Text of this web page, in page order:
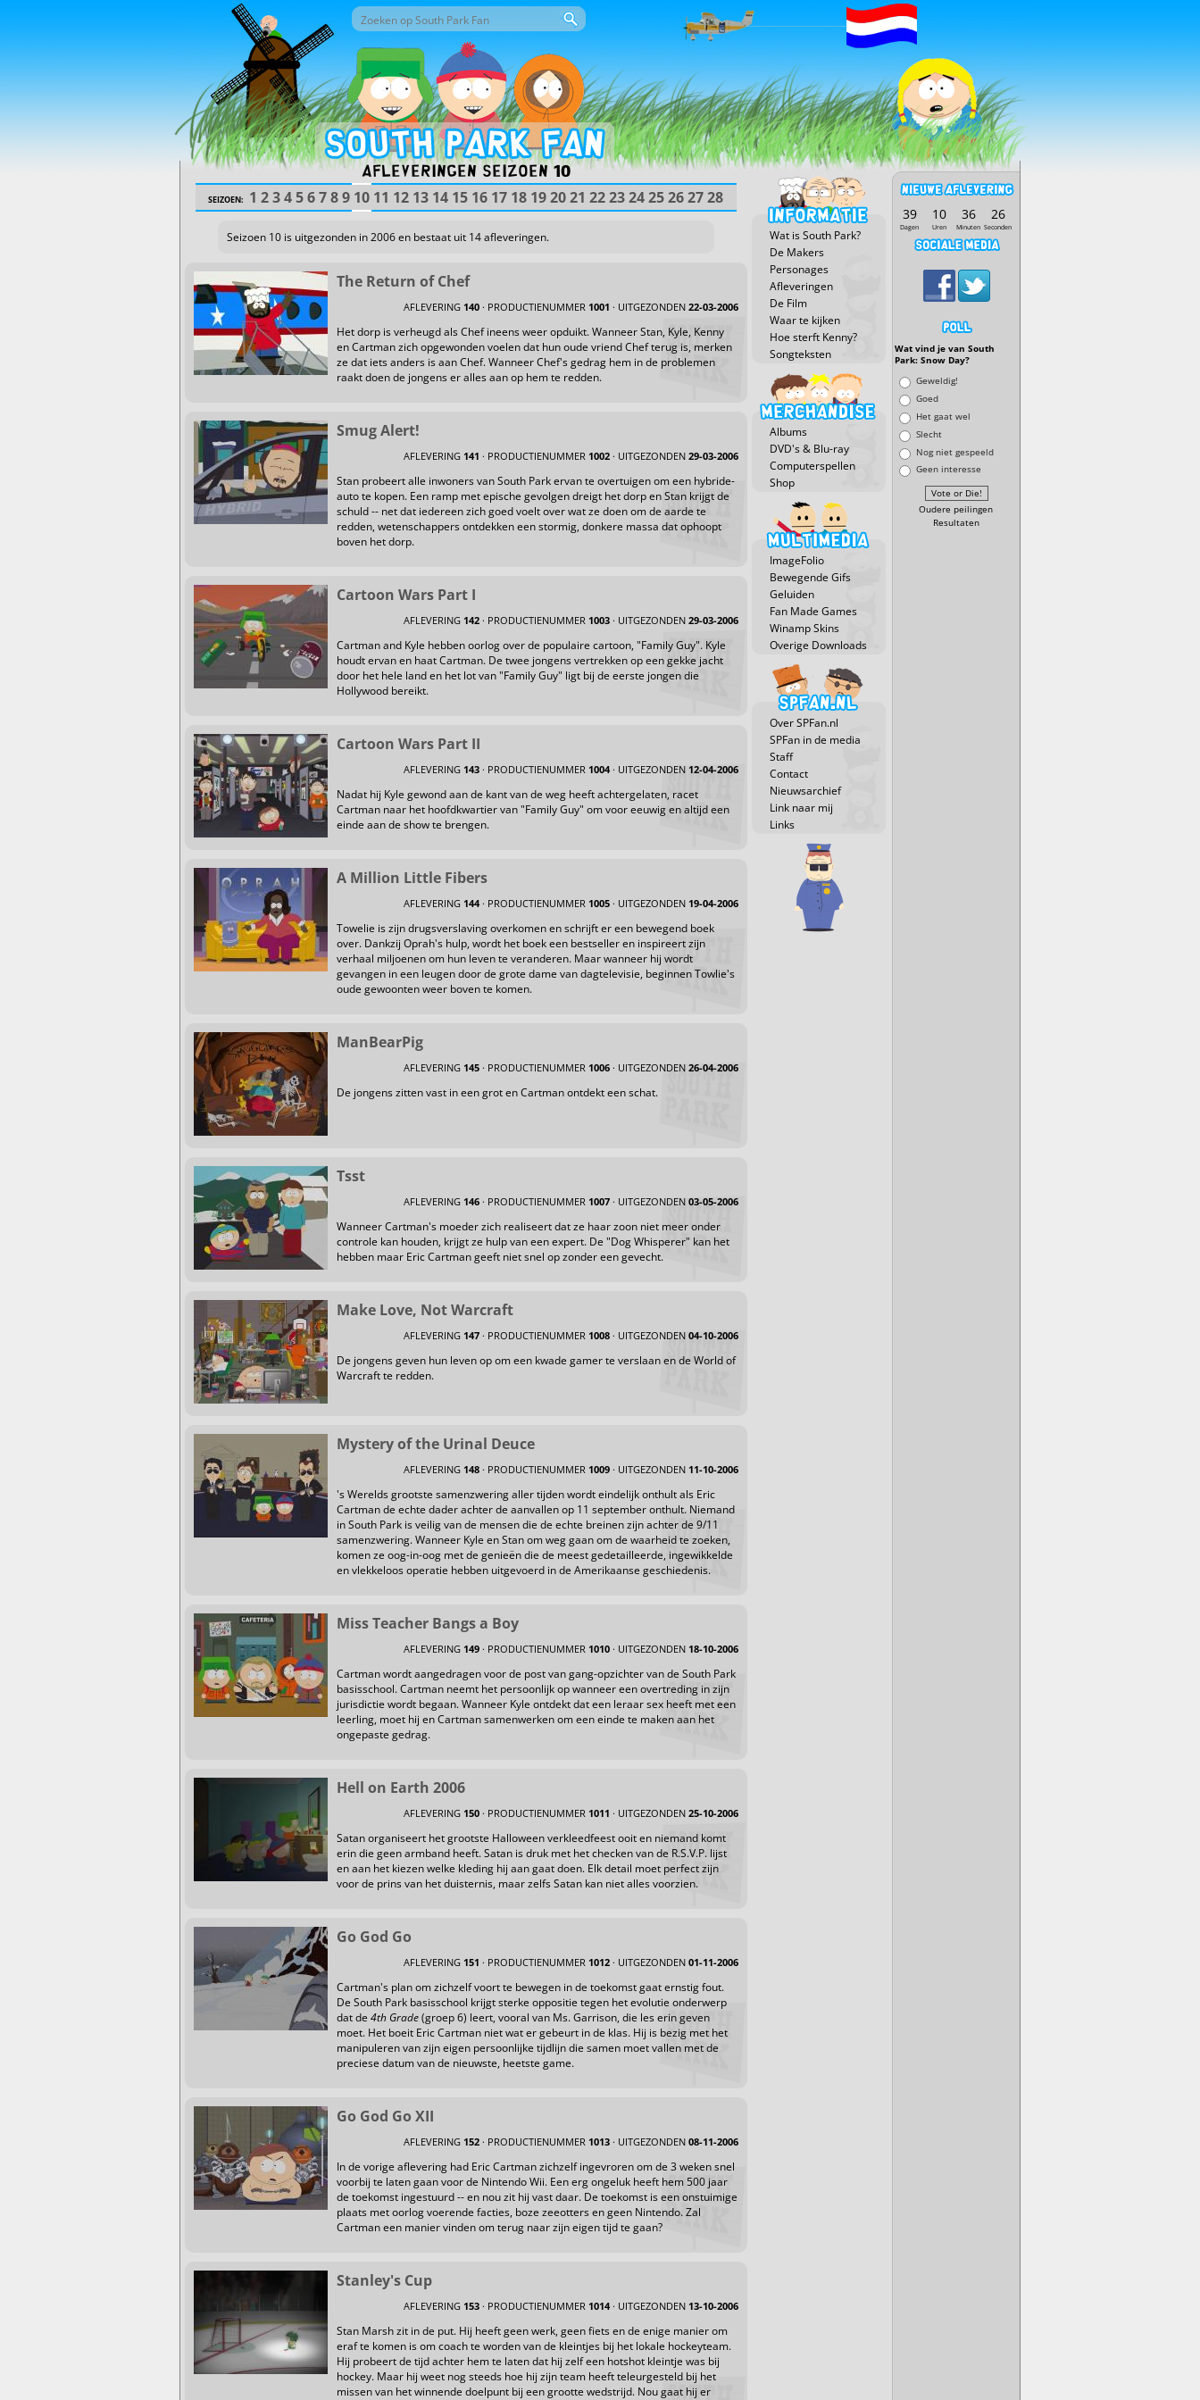
Zoekveld
Zoek door deze site
Afleveringen seizoen 10
SEIZOEN: 1 2 3 4 5 6 7 8 9 10 11 12 13 14 15 16 17 18 19 20 21 22 23 24 25 26 27 28
Seizoen 10 is uitgezonden in 2006 en bestaat uit 14 afleveringen.
The Return of Chef
AFLEVERING 140 · PRODUCTIENUMMER 1001 · UITGEZONDEN 22-03-2006
Het dorp is verheugd als Chef ineens weer opduikt. Wanneer Stan, Kyle, Kenny
en Cartman zich opgewonden voelen dat hun oude vriend Chef terug is, merken
ze dat iets anders is aan Chef. Wanneer Chef's gedrag hem in de problemen
raakt doen de jongens er alles aan op hem te redden.
Smug Alert!
AFLEVERING 141 · PRODUCTIENUMMER 1002 · UITGEZONDEN 29-03-2006
Stan probeert alle inwoners van South Park ervan te overtuigen om een hybride-
auto te kopen. Een ramp met epische gevolgen dreigt het dorp en Stan krijgt de
schuld -- net dat iedereen zich goed voelt over wat ze doen om de aarde te
redden, wetenschappers ontdekken een stormig, donkere massa dat ophoopt
boven het dorp.
Cartoon Wars Part I
AFLEVERING 142 · PRODUCTIENUMMER 1003 · UITGEZONDEN 29-03-2006
Cartman and Kyle hebben oorlog over de populaire cartoon, "Family Guy". Kyle
houdt ervan en haat Cartman. De twee jongens vertrekken op een gekke jacht
door het hele land en het lot van "Family Guy" ligt bij de eerste jongen die
Hollywood bereikt.
Cartoon Wars Part II
AFLEVERING 143 · PRODUCTIENUMMER 1004 · UITGEZONDEN 12-04-2006
Nadat hij Kyle gewond aan de kant van de weg heeft achtergelaten, racet
Cartman naar het hoofdkwartier van "Family Guy" om voor eeuwig en altijd een
einde aan de show te brengen.
A Million Little Fibers
AFLEVERING 144 · PRODUCTIENUMMER 1005 · UITGEZONDEN 19-04-2006
Towelie is zijn drugsverslaving overkomen en schrijft er een bewegend boek
over. Dankzij Oprah's hulp, wordt het boek een bestseller en inspireert zijn
verhaal miljoenen om hun leven te veranderen. Maar wanneer hij wordt
gevangen in een leugen door de grote dame van dagtelevisie, beginnen Towlie's
oude gewoonten weer boven te komen.
ManBearPig
AFLEVERING 145 · PRODUCTIENUMMER 1006 · UITGEZONDEN 26-04-2006
De jongens zitten vast in een grot en Cartman ontdekt een schat.
Tsst
AFLEVERING 146 · PRODUCTIENUMMER 1007 · UITGEZONDEN 03-05-2006
Wanneer Cartman's moeder zich realiseert dat ze haar zoon niet meer onder
controle kan houden, krijgt ze hulp van een expert. De "Dog Whisperer" kan het
hebben maar Eric Cartman geeft niet snel op zonder een gevecht.
Make Love, Not Warcraft
AFLEVERING 147 · PRODUCTIENUMMER 1008 · UITGEZONDEN 04-10-2006
De jongens geven hun leven op om een kwade gamer te verslaan en de World of
Warcraft te redden.
Mystery of the Urinal Deuce
AFLEVERING 148 · PRODUCTIENUMMER 1009 · UITGEZONDEN 11-10-2006
's Werelds grootste samenzwering aller tijden wordt eindelijk onthult als Eric
Cartman de echte dader achter de aanvallen op 11 september onthult. Niemand
in South Park is veilig van de mensen die de echte breinen zijn achter de 9/11
samenzwering. Wanneer Kyle en Stan om weg gaan om de waarheid te zoeken,
komen ze oog-in-oog met de genieën die de meest gedetailleerde, ingewikkelde
en vlekkeloos operatie hebben uitgevoerd in de Amerikaanse geschiedenis.
Miss Teacher Bangs a Boy
AFLEVERING 149 · PRODUCTIENUMMER 1010 · UITGEZONDEN 18-10-2006
Cartman wordt aangedragen voor de post van gang-opzichter van de South Park
basisschool. Cartman neemt het persoonlijk op wanneer een overtreding in zijn
jurisdictie wordt begaan. Wanneer Kyle ontdekt dat een leraar sex heeft met een
leerling, moet hij en Cartman samenwerken om een einde te maken aan het
ongepaste gedrag.
Hell on Earth 2006
AFLEVERING 150 · PRODUCTIENUMMER 1011 · UITGEZONDEN 25-10-2006
Satan organiseert het grootste Halloween verkleedfeest ooit en niemand komt
erin die geen armband heeft. Satan is druk met het checken van de R.S.V.P. lijst
en aan het kiezen welke kleding hij aan gaat doen. Elk detail moet perfect zijn
voor de prins van het duisternis, maar zelfs Satan kan niet alles voorzien.
Go God Go
AFLEVERING 151 · PRODUCTIENUMMER 1012 · UITGEZONDEN 01-11-2006
Cartman's plan om zichzelf voort te bewegen in de toekomst gaat ernstig fout.
De South Park basisschool krijgt sterke oppositie tegen het evolutie onderwerp
dat de 4th Grade(groep 6) leert, vooral van Ms. Garrison, die les erin geven
moet. Het boeit Eric Cartman niet wat er gebeurt in de klas. Hij is bezig met het
manipuleren van zijn eigen persoonlijke tijdlijn die samen moet vallen met de
preciese datum van de nieuwste, heetste game.
Go God Go XII
AFLEVERING 152 · PRODUCTIENUMMER 1013 · UITGEZONDEN 08-11-2006
In de vorige aflevering had Eric Cartman zichzelf ingevroren om de 3 weken snel
voorbij te laten gaan voor de Nintendo Wii. Een erg ongeluk heeft hem 500 jaar
de toekomst ingestuurd -- en nou zit hij vast daar. De toekomst is een onstuimige
plaats met oorlog voerende facties, boze zeeotters en geen Nintendo. Zal
Cartman een manier vinden om terug naar zijn eigen tijd te gaan?
Stanley's Cup
AFLEVERING 153 · PRODUCTIENUMMER 1014 · UITGEZONDEN 13-10-2006
Stan Marsh zit in de put. Hij heeft geen werk, geen fiets en de enige manier om
eraf te komen is om coach te worden van de kleintjes bij het lokale hockeyteam.
Hij probeert de tijd achter hem te laten dat hij zelf een hotshot kleintje was bij
hockey. Maar hij weet nog steeds hoe hij zijn team heeft teleurgesteld bij het
missen van het winnende doelpunt bij een grootte wedstrijd. Nou gaat hij er
Wat is South Park?
De Makers
Personages
Afleveringen
De Film
Waar te kijken
Hoe sterft Kenny?
Songteksten
Albums
DVD's & Blu-ray
Computerspellen
Shop
ImageFolio
Bewegende Gifs
Geluiden
Fan Made Games
Winamp Skins
Overige Downloads
Over SPFan.nl
SPFan in de media
Staff
Contact
Nieuwsarchief
Link naar mij
Links
39
Dagen
10
Uren
36
Minuten
25
Seconden
Wat vind je van South
Park: Snow Day?
KeuzenGeweldig!
Goed
Het gaat wel
Slecht
Nog niet gespeeld
Geen interesse
Oudere peilingen
Resultaten